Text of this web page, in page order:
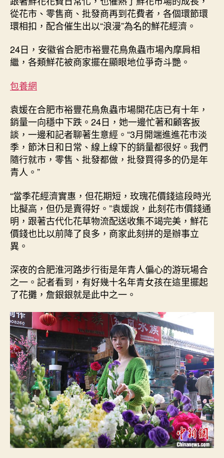
從花市、零售商、批發商再到花費者，各個環節環
環相扣，配合催生出以“浪漫”為名的鮮花經濟。
24日，安徽省合肥市裕豐花鳥魚蟲市場內摩肩相
繼，各類鮮花被商家擺在顯眼地位爭奇斗艷。
包養網
袁媛在合肥市裕豐花鳥魚蟲市場開花店已有十年，
銷量一向穩中下跌。24日，她一邊忙著和顧客扳
談，一邊和記者聊著生意經。“3月開端進進花市淡
季，節沐日和日常、線上線下的銷量都很好。我們
隨行就市，零售、批發都做，批發買得多的仍是年
青人。”
“當季花經濟實惠，但花期短，玫瑰花價錢這段時光
比擬高，但仍是賣得好。”袁媛說，此刻花市價錢通
明，跟著古代化花草物流配送收集不竭完美，鮮花
價錢也比以前降了良多，商家此刻拼的是辦事立
異。
深夜的合肥淮河路步行街是年青人偏心的游玩場合
之一。記者看到，有好幾十名年青女孩在這里擺起
了花攤，詹銀銀就是此中之一。